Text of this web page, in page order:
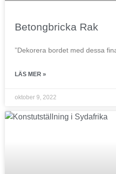
Betongbricka Rak
”Dekorera bordet med dessa
LÄS MER »
oktober 9, 2022